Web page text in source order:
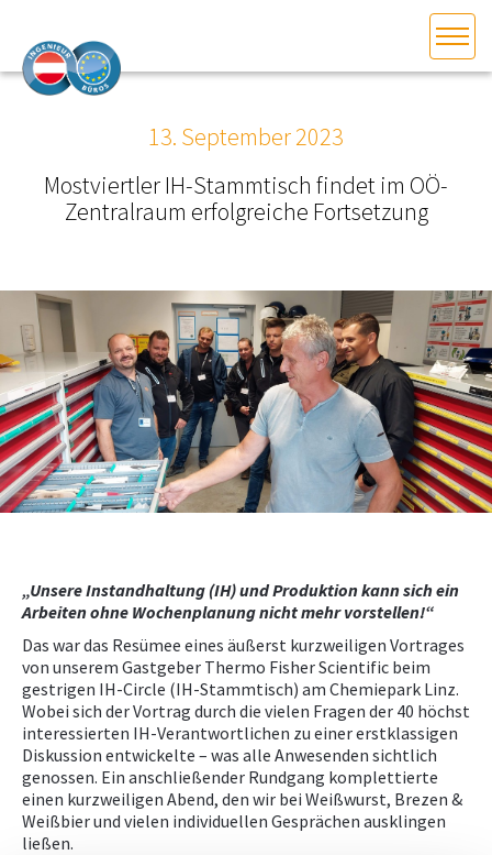
DAS INGENIEURBÜRO
INTERESSEN­VERTRETUNG
MITGLIEDER­VERZEICHNIS
SERVICE
KONTAKT
PRÜFING
WETTBEWERBE
KAMPAGNE
13. September 2023
Mostviertler IH-Stammtisch findet im OÖ-
Zentralraum erfolgreiche Fortsetzung
„Unsere Instandhaltung (IH) und Produktion kann sich ein
Arbeiten ohne Wochenplanung nicht mehr vorstellen!“
Das war das Resümee eines äußerst kurzweiligen Vortrages
von unserem Gastgeber Thermo Fisher Scientific beim
gestrigen IH-Circle (IH-Stammtisch) am Chemiepark Linz.
Wobei sich der Vortrag durch die vielen Fragen der 40 höchst
interessierten IH-Verantwortlichen zu einer erstklassigen
Diskussion entwickelte – was alle Anwesenden sichtlich
genossen. Ein anschließender Rundgang komplettierte
einen kurzweiligen Abend, den wir bei Weißwurst, Brezen &
Weißbier und vielen individuellen Gesprächen ausklingen
ließen.